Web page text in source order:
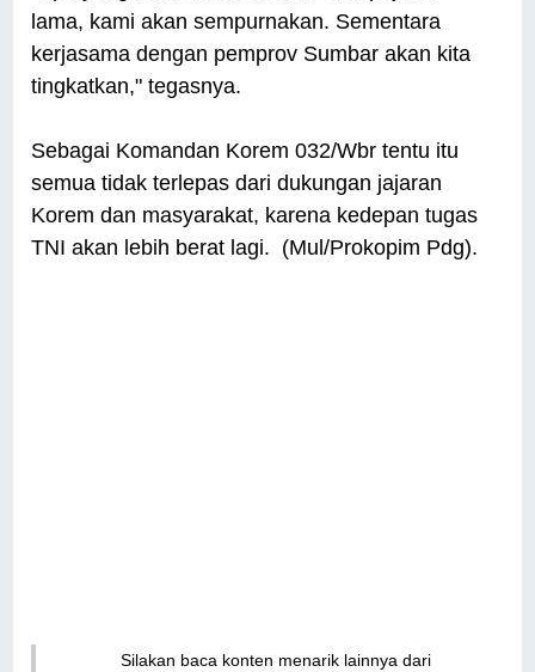
lama, kami akan sempurnakan. Sementara
kerjasama dengan pemprov Sumbar akan kita
tingkatkan," tegasnya.
Sebagai Komandan Korem 032/Wbr tentu itu
semua tidak terlepas dari dukungan jajaran
Korem dan masyarakat, karena kedepan tugas
TNI akan lebih berat lagi. (Mul/Prokopim Pdg).
Silakan baca konten menarik lainnya dari